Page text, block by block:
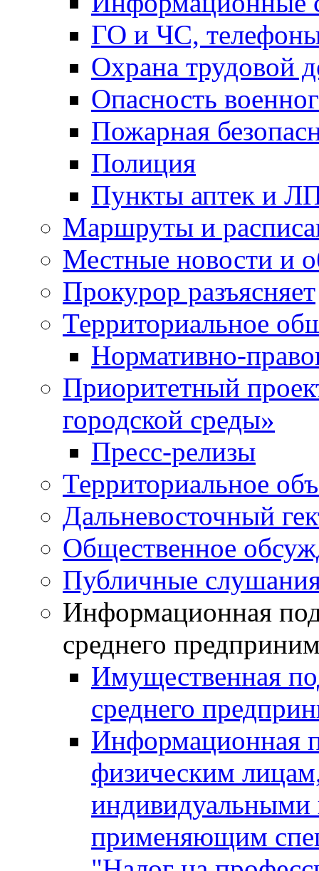
ГО и ЧС,
Охрана трудовой
Опасность
Пожарная
Полиция
Пункты аптек и
Маршруты и
Местные новости и
Прокурор разъясняет
Территориальное
Нормативно-
Приоритетный
городской среды»
Пресс-релизы
Территориальное
Дальневосточный
Общественное
Публичные
Информационная
среднего
Имущественная
среднего
Информационная
физическим
индивидуальными
применяющим